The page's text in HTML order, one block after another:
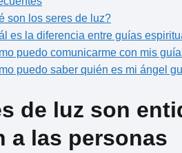
son los seres de luz?
es la diferencia entre guías
puedo comunicarme con mis
puedo saber quién es mi ángel
de luz son
a las personas